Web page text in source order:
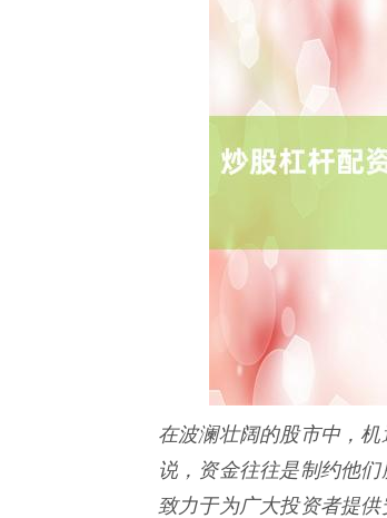
在波澜壮阔的股市中，
说，资金往往是制约他
致力于为广大投资者提